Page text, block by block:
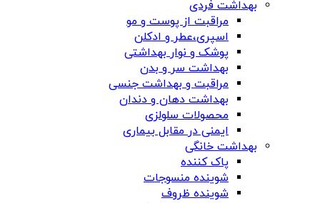
بهداشت فردی
مراقبت از پوست و مو
اسپری،عطر و ادکلن
پوشک و نوار بهداشتی
بهداشت سر و بدن
مراقبت و بهداشت جنسی
بهداشت دهان و دندان
محصولات سلولزی
ایمنی در مقابل بیماری
بهداشت خانگی
پاک کننده
شوینده منسوجات
شوینده ظروف